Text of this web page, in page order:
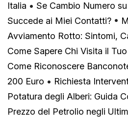
Italia • Se Cambio Numero
Succede ai Miei Contatti? •
Avviamento Rotto: Sintomi,
Come Sapere Chi Visita il
Come Riconoscere
200 Euro • Richiesta
Potatura degli Alberi: Guida
Prezzo del Petrolio negli